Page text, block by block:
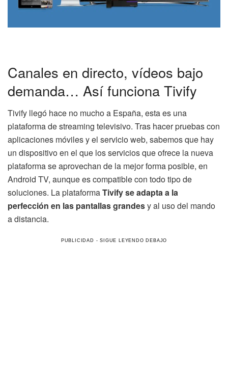
Canales en directo, vídeos bajo
demanda… Así funciona Tivify
Tivify llegó hace no mucho a España, esta es una
plataforma de streaming televisivo. Tras hacer pruebas con
aplicaciones móviles y el servicio web, sabemos que hay
un dispositivo en el que los servicios que ofrece la nueva
plataforma se aprovechan de la mejor forma posible, en
Android TV, aunque es compatible con todo tipo de
soluciones. La plataformaTivify se adapta a la
perfección en las pantallas grandesy al uso del mando
a distancia.